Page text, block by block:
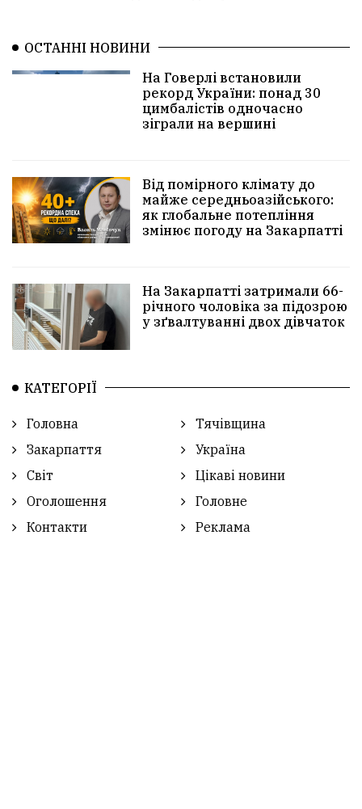
ОСТАННІ НОВИНИ
На Говерлі встановили
рекорд України: понад 30
цимбалістів одночасно
зіграли на вершині
Від помірного клімату до
майже середньоазійського:
як глобальне потепління
змінює погоду на Закарпатті
На Закарпатті затримали 66-
річного чоловіка за підозрою
у зґвалтуванні двох дівчаток
КАТЕГОРІЇ
Головна
Тячівщина
Закарпаття
Україна
Світ
Цікаві новини
Оголошення
Головне
Контакти
Реклама